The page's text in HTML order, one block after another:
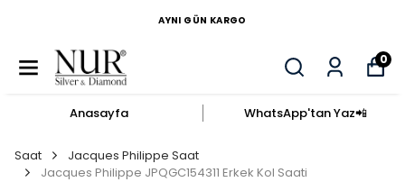
AYNI GÜN KARGO
0
Anasayfa WhatsApp'tan Yaz​📲​
Saat
Jacques Philippe Saat
Jacques Philippe JPQGC154311 Erkek Kol Saati